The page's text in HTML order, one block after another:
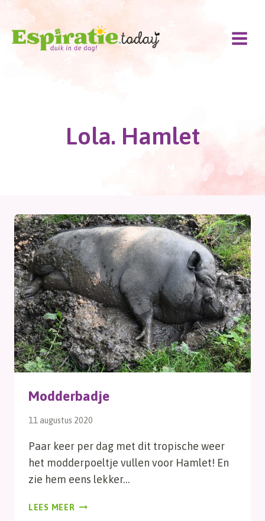
Doorgaan
inhoud
Lola. Hamlet
Modderbadje
11 augustus 2020
Paar keer per dag met dit tropische weer
het modderpoeltje vullen voor Hamlet! En
zie hem eens lekker…
LEES MEER MODDERBADJE